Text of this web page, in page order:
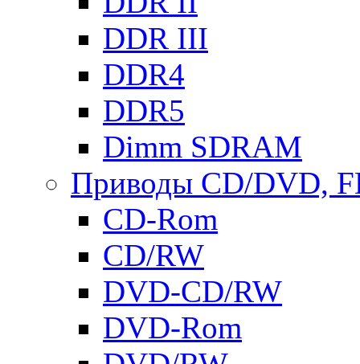
DDR III
DDR4
DDR5
Dimm SDRAM
Приводы СD/DVD,
CD-Rom
CD/RW
DVD-CD/RW
DVD-Rom